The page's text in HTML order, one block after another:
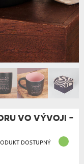
VO VÝVOJI -
DOSTUPNÝ